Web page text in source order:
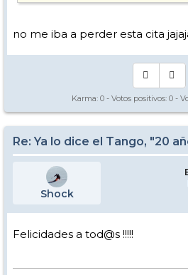
no me iba a perder esta cita
Karma: 0 - Votos positivos: 0 -
Re: Ya lo dice el Tango, "20
Shock
Felicidades a tod@s !!!!!